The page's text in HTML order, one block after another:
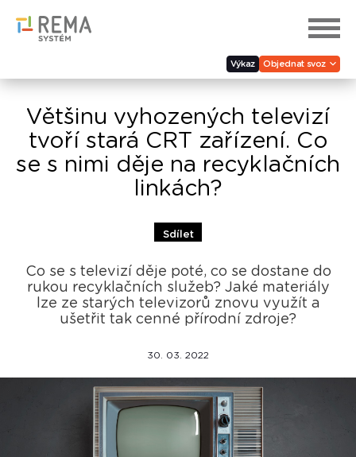
Výkaz Objednat svoz
Většinu vyhozených televizí
tvoří stará CRT zařízení. Co
se s nimi děje na recyklačních
linkách?
Sdílet
Co se s televizí děje poté, co se dostane do
rukou recyklačních služeb? Jaké materiály
lze ze starých televizorů znovu využít a
ušetřit tak cenné přírodní zdroje?
30. 03. 2022